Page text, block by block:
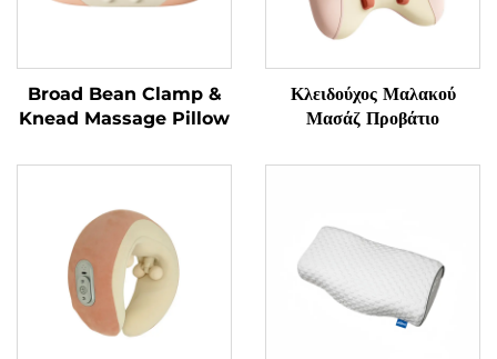
Broad Bean Clamp &
Knead Massage Pillow
Κλειδούχος Μαλακού
Μασάζ Προβάτιο